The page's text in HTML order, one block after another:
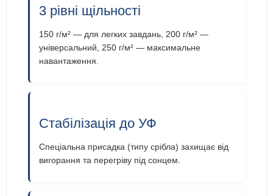
3 рівні щільності
150 г/м² — для легких завдань, 200 г/м² —
універсальний, 250 г/м² — максимальне
навантаження.
Стабілізація до УФ
Спеціальна присадка (типу срібла) захищає від
вигорання та перегріву під сонцем.